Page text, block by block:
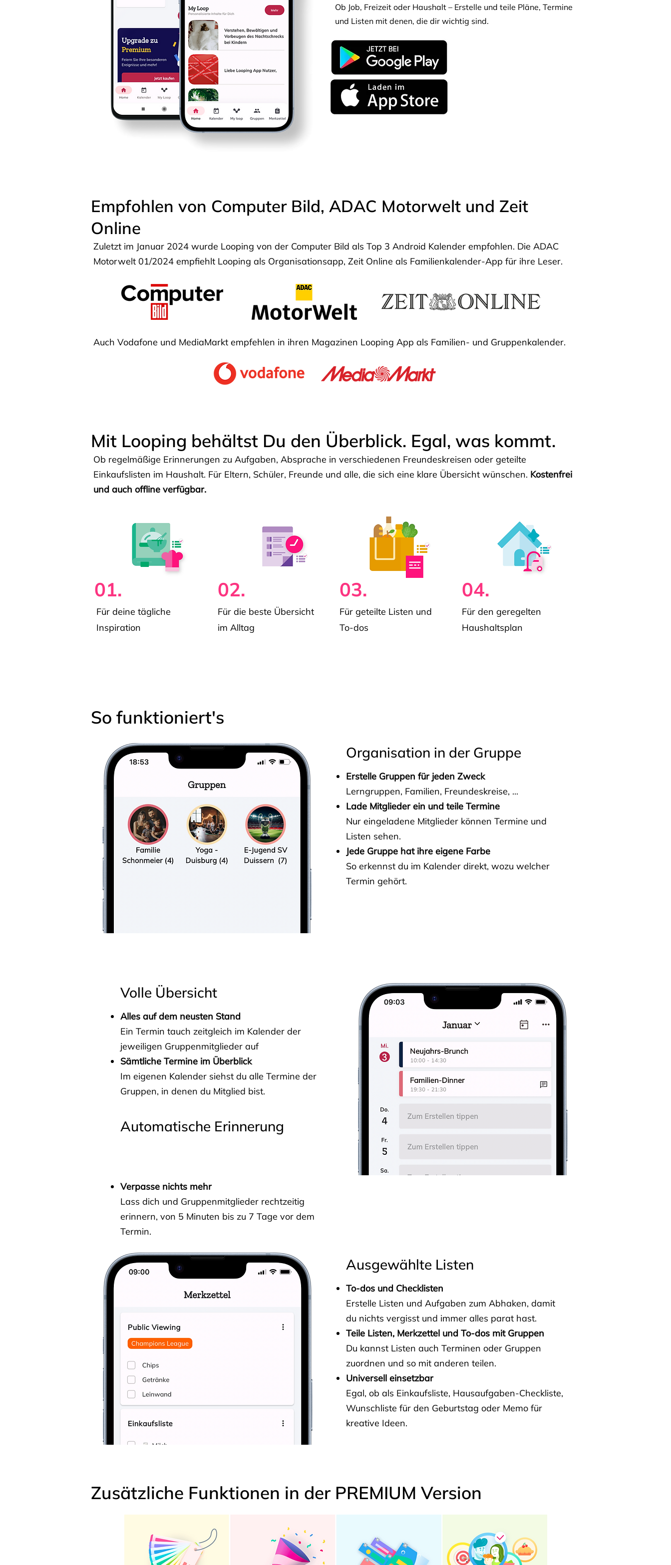
Ob Job, Freizeit oder Haushalt – Erstelle und teile Pläne, Termine
und Listen mit denen, die dir wichtig sind.
Empfohlen von Computer Bild, ADAC Motorwelt und Zeit
Online
Zuletzt im Januar 2024 wurde Looping von der Computer Bild als Top 3 Android Kalender empfohlen. Die ADAC
Motorwelt 01/2024 empfiehlt Looping als Organisationsapp, Zeit Online als Familienkalender-App für ihre Leser.
Auch Vodafone und MediaMarkt empfehlen in ihren Magazinen Looping App als Familien- und Gruppenkalender.
Mit Looping behältst Du den Überblick. Egal, was kommt.
Ob regelmäßige Erinnerungen zu Aufgaben, Absprache in verschiedenen Freundeskreisen oder geteilte
Einkaufslisten im Haushalt. Für Eltern, Schüler, Freunde und alle, die sich eine klare Übersicht wünschen. Kostenfrei
und auch offline verfügbar.
01.
Für deine tägliche
Inspiration
02.
Für die beste Übersicht
im Alltag
03.
Für geteilte Listen und
To-dos
04.
Für den geregelten
Haushaltsplan
So funktioniert's
Organisation in der Gruppe
Erstelle Gruppen für jeden Zweck
Lerngruppen, Familien, Freundeskreise, ...
Lade Mitglieder ein und teile Termine
Nur eingeladene Mitglieder können Termine und
Listen sehen.
Jede Gruppe hat ihre eigene Farbe
So erkennst du im Kalender direkt, wozu welcher
Termin gehört.
Volle Übersicht
Alles auf dem neusten Stand
Ein Termin tauch zeitgleich im Kalender der
jeweiligen Gruppenmitglieder auf
Sämtliche Termine im Überblick
Im eigenen Kalender siehst du alle Termine der
Gruppen, in denen du Mitglied bist.
Automatische Erinnerung
Verpasse nichts mehr
Lass dich und Gruppenmitglieder rechtzeitig
erinnern, von 5 Minuten bis zu 7 Tage vor dem
Termin.
Ausgewählte Listen
To-dos und Checklisten
Erstelle Listen und Aufgaben zum Abhaken, damit
du nichts vergisst und immer alles parat hast.
Teile Listen, Merkzettel und To-dos mit Gruppen
Du kannst Listen auch Terminen oder Gruppen
zuordnen und so mit anderen teilen.
Universell einsetzbar
Egal, ob als Einkaufsliste, Hausaufgaben-Checkliste,
Wunschliste für den Geburtstag oder Memo für
kreative Ideen.
Zusätzliche Funktionen in der PREMIUM Version